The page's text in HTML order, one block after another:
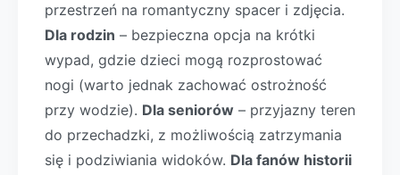
przestrzeń na romantyczny spacer i zdjęcia.
Dla rodzin – bezpieczna opcja na krótki
wypad, gdzie dzieci mogą rozprostować
nogi (warto jednak zachować ostrożność
przy wodzie). Dla seniorów – przyjazny teren
do przechadzki, z możliwością zatrzymania
się i podziwiania widoków. Dla fanów historii